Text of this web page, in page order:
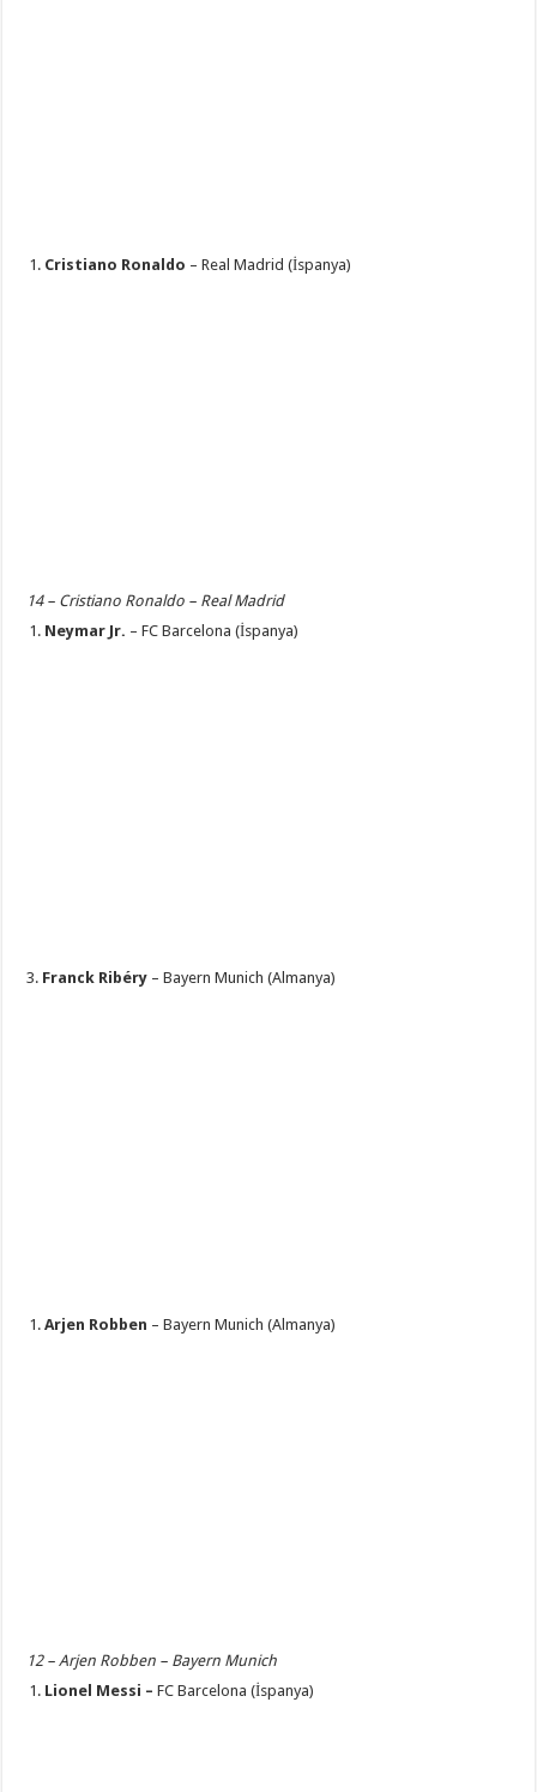
Cristiano Ronaldo – Real Madrid (İspanya)
14 – Cristiano Ronaldo – Real Madrid
Neymar Jr. – FC Barcelona (İspanya)
3. Franck Ribéry – Bayern Munich (Almanya)
Arjen Robben – Bayern Munich (Almanya)
12 – Arjen Robben – Bayern Munich
Lionel Messi – FC Barcelona (İspanya)